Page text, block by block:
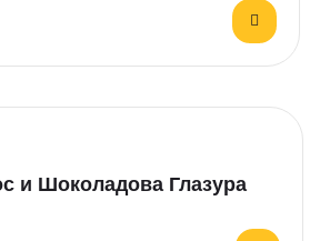
и Шоколадова Глазура